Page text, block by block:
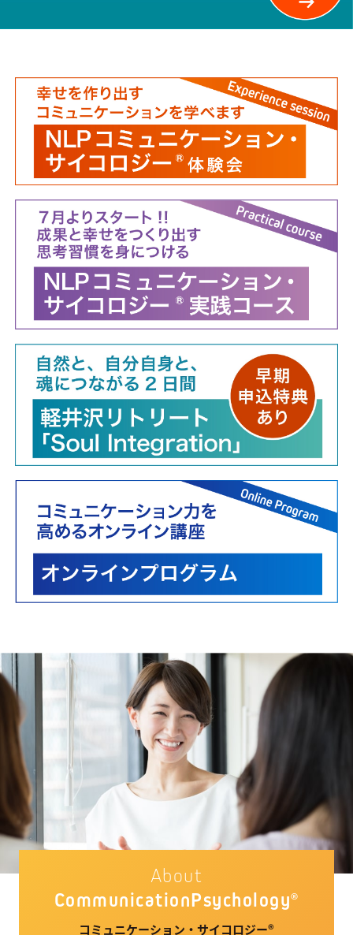
About
CommunicationPsychology®
コミュニケーション・サイコロジー®